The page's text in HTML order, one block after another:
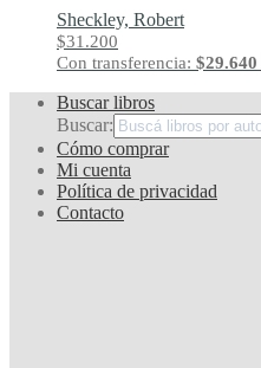
Sheckley, Robert
$31.200
Con transferencia: $29.640
Buscar libros
Buscar:
Cómo comprar
Mi cuenta
Política de privacidad
Contacto